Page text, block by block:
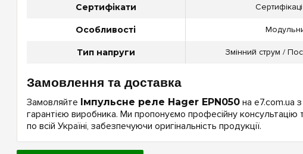
Сертифікати
Особливості
Тип напруги Змінний струм /
Замовлення та доставка
Замовляйте Імпульсне реле Hager EPN050на e7.com.ua
гарантією виробника. Ми пропонуємо професійну консультацію
по всій Україні, забезпечуючи оригінальність продукції.